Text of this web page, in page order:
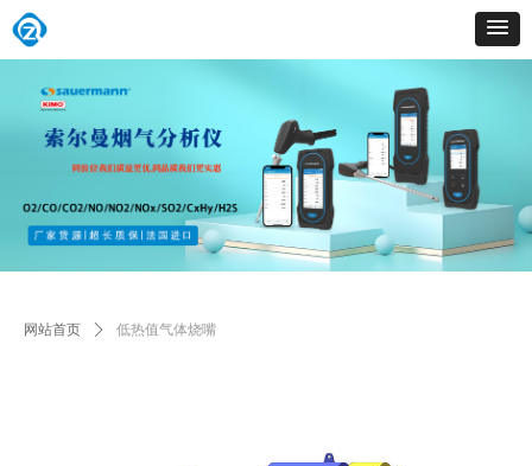
网站首页 ꄲ 低热值气体烧嘴